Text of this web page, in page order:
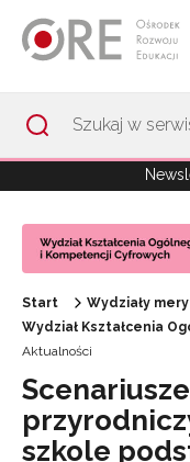
Start
Wydziały
Wydział Kształcenia
Aktualności
szkole